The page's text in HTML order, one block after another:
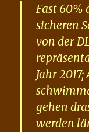
Fast 60%
sicheren
von der
Jahr
gehen
werden